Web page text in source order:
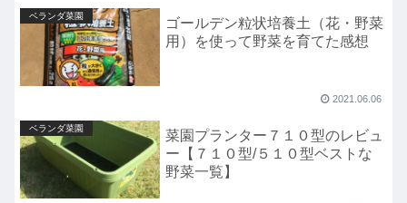
ベランダ菜園
ゴールデン粒状培養土（花・野菜
用）を使って野菜を育てた感想
2021.06.06
ベランダ菜園
菜園プランター７１０型のレビュ
ー【７１０型/５１０型ベストな
野菜一覧】